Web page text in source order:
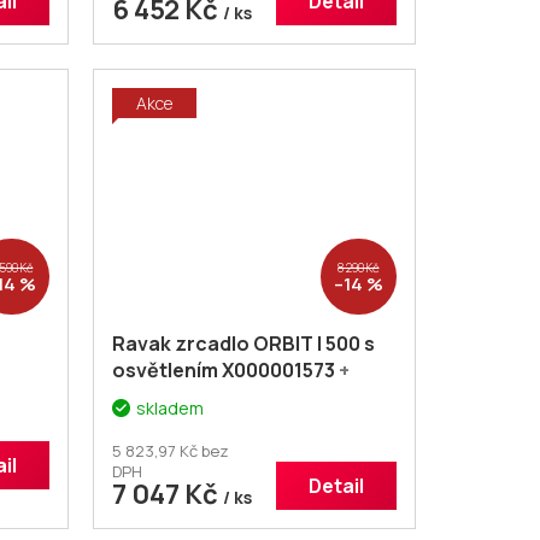
6 452 Kč / ks
Kč
%
Akce
8 290 Kč
–14 %
Ravak zrcadlo ORBIT I 500 s
osvětlením X000001573 +
voucher# Dodatečná sleva
5% kód: KOUPELNA
skladem
5 823,97 Kč bez
DPH
7 047 Kč / ks Detail